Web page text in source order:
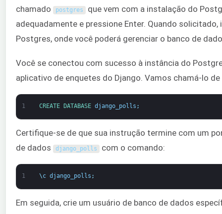
chamado
postgres que vem com a instalação do
adequadamente e pressione Enter. Quando
Postgres, onde você poderá gerenciar o banco de
Você se conectou com sucesso à instância do
aplicativo de enquetes do Django. Vamos chamá-lo de
1 CREATE DATABASE django_polls ;
Certifique-se de que sua instrução termine com um
de dados
django_polls com o comando:
1 \c django_polls ;
Em seguida, crie um usuário de banco de dados